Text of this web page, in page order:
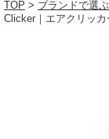
TOP > ブランドで選ぶ
Clicker｜エアクリッ